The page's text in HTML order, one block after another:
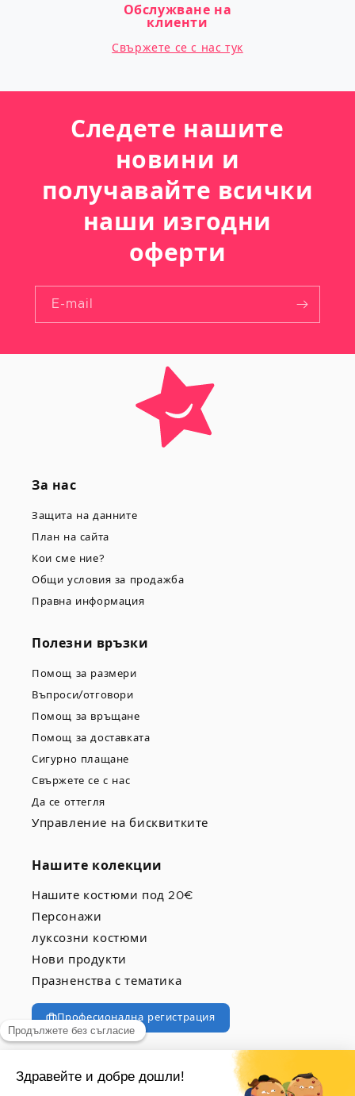
Обслужване на
клиенти
Свържете се с нас тук
Следете нашите
новини и
получавайте всички
наши изгодни
оферти
E-mail
За нас
Защита на данните
План на сайта
Кои сме ние?
Общи условия за продажба
Правна информация
Полезни връзки
Помощ за размери
Въпроси/отговори
Помощ за връщане
Помощ за доставката
Сигурно плащане
Свържете се с нас
Да се оттегля
Управление на бисквитките
Нашите колекции
Нашите костюми под 20€
Персонажи
луксозни костюми
Нови продукти
Празненства с тематика
Професионална регистрация